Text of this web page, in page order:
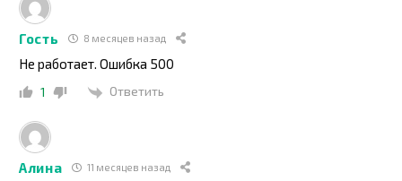
Гость 8 месяцев назад
Не работает. Ошибка 500
1 Ответить
Алина 11 месяцев назад